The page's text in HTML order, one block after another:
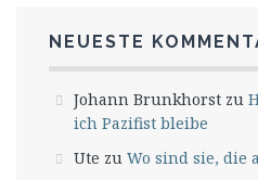
NEUESTE
Johann Brunkhorst zu
ich Pazifist bleibe
Ute zu Wo sind sie, die